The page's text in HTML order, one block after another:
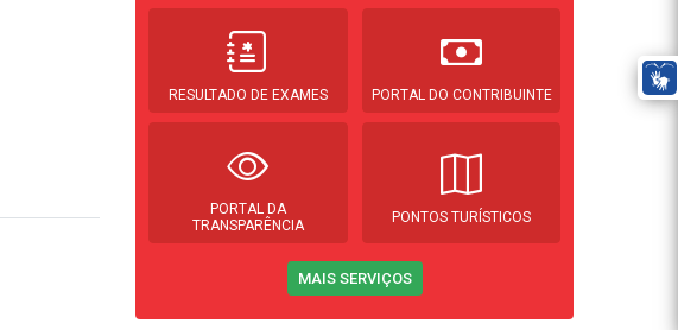
RESULTADO DE EXAMES PORTAL DO CONTRIBUINTE
PORTAL DA
TRANSPARÊNCIA
PONTOS TURÍSTICOS
MAIS SERVIÇOS